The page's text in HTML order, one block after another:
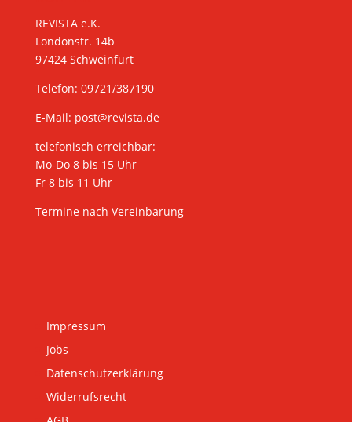
REVISTA e.K.
Londonstr. 14b
97424 Schweinfurt
Telefon: 09721/387190
E-Mail: post@revista.de
telefonisch erreichbar:
Mo-Do 8 bis 15 Uhr
Fr 8 bis 11 Uhr
Termine nach Vereinbarung
Impressum
Jobs
Datenschutzerklärung
Widerrufsrecht